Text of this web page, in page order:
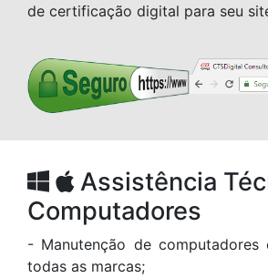
de certificação digital para seu
Assistência
Computadores
- Manutenção de
todas as marcas;